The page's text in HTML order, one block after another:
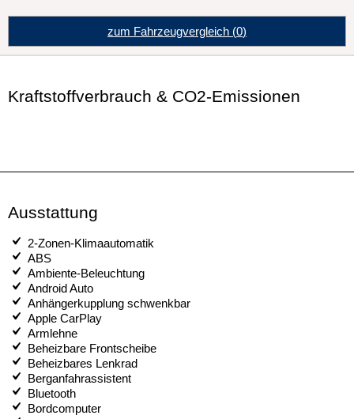
zum Fahrzeugvergleich (0)
Kraftstoffverbrauch & CO2-Emissionen
Ausstattung
2-Zonen-Klimaautomatik
ABS
Ambiente-Beleuchtung
Android Auto
Anhängerkupplung schwenkbar
Apple CarPlay
Armlehne
Beheizbare Frontscheibe
Beheizbares Lenkrad
Berganfahrassistent
Bluetooth
Bordcomputer